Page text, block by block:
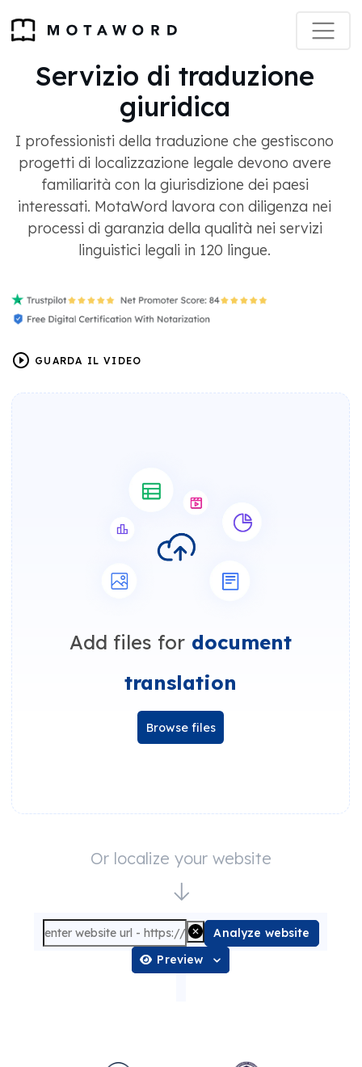
Servizio di traduzione
giuridica
I professionisti della traduzione che gestiscono
progetti di localizzazione legale devono avere
familiarità con la giurisdizione dei paesi
interessati. MotaWord lavora con diligenza nei
processi di garanzia della qualità nei servizi
linguistici legali in 120 lingue.
GUARDA IL VIDEO
Add files for document
translation
Browse files
Or localize your website
Analyze website
Preview